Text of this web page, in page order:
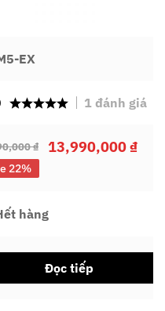
EX
1 đánh giá
₫ 13,990,000₫
22%
hàng
Đọc tiếp